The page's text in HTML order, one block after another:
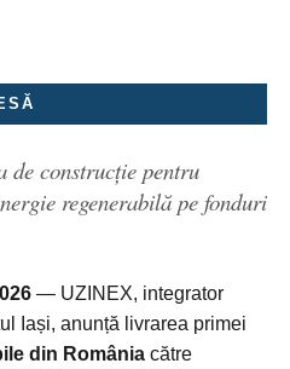
Tyres CE, 00420
construcție pentru
regenerabilă pe fonduri
— UZINEX, integrator
Iași, anunță livrarea primei
din Româniacătre